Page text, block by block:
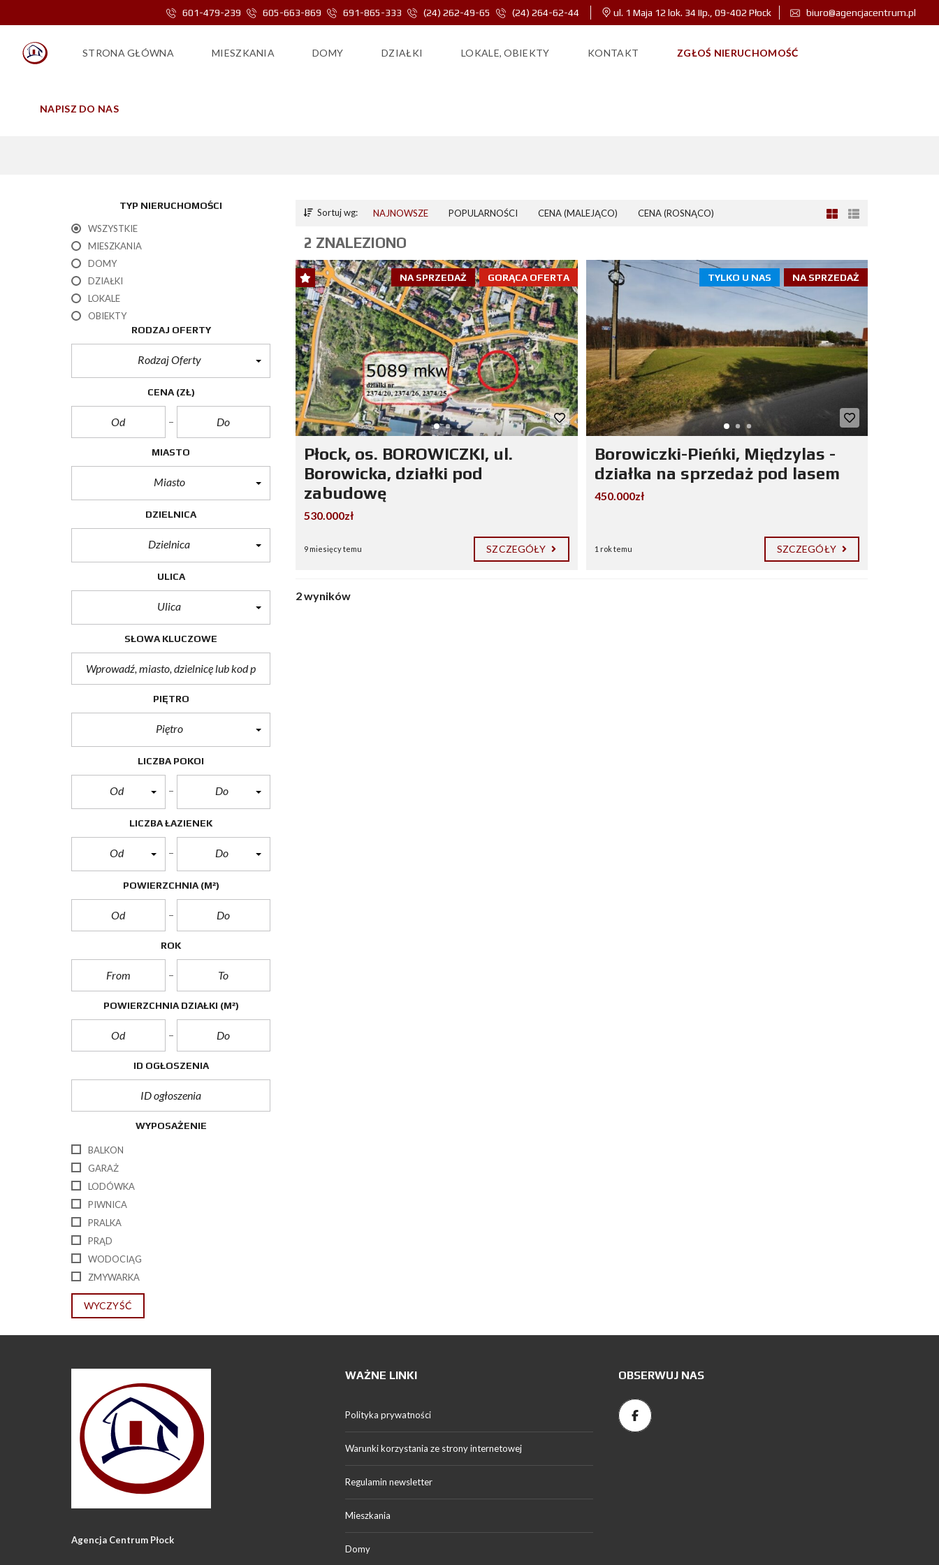
601-479-239 605-663-869 691-865-333 (24) 262-49-65 (24) 264-62-44 ul. 1 Maja 12 lok. 34 IIp., 09-402 Płock biuro@agencjacentrum.pl
STRONA GŁÓWNA MIESZKANIA DOMY DZIAŁKI LOKALE, OBIEKTY KONTAKT ZGŁOŚ NIERUCHOMOŚĆ
NAPISZ DO NAS
TYP NIERUCHOMOŚCI
WSZYSTKIE
MIESZKANIA
DOMY
DZIAŁKI
LOKALE
OBIEKTY
RODZAJ OFERTY
Rodzaj Oferty
CENA (ZŁ)
MIASTO
Miasto
DZIELNICA
Dzielnica
ULICA
Ulica
SŁOWA KLUCZOWE
PIĘTRO
Piętro
LICZBA POKOI
Od Do
LICZBA ŁAZIENEK
Od Do
POWIERZCHNIA (M²)
ROK
POWIERZCHNIA DZIAŁKI (M²)
ID OGŁOSZENIA
WYPOSAŻENIE
BALKON
GARAŻ
LODÓWKA
PIWNICA
PRALKA
PRĄD
WODOCIĄG
ZMYWARKA
WYCZYŚĆ
Sortuj wg: NAJNOWSZE POPULARNOŚCI CENA (MALEJĄCO) CENA (ROSNĄCO)
2 ZNALEZIONO
GORĄCA OFERTA
NA SPRZEDAŻ
Płock, os. BOROWICZKI, ul.
Borowicka, działki pod
zabudowę
530.000zł
9 miesięcy temu SZCZEGÓŁY
NA SPRZEDAŻ
TYLKO U NAS
Borowiczki-Pieńki, Międzylas -
działka na sprzedaż pod lasem
450.000zł
1 rok temu SZCZEGÓŁY
2 wyników
Agencja Centrum Płock
WAŻNE LINKI
Polityka prywatności
Warunki korzystania ze strony internetowej
Regulamin newsletter
Mieszkania
Domy
OBSERWUJ NAS